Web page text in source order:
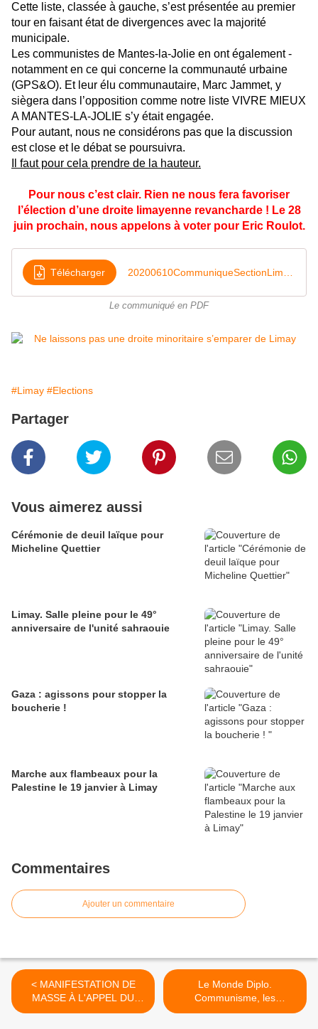
Cette liste, classée à gauche, s’est présentée au premier
tour en faisant état de divergences avec la majorité
municipale.
Les communistes de Mantes-la-Jolie en ont également -
notamment en ce qui concerne la communauté urbaine
(GPS&O). Et leur élu communautaire, Marc Jammet, y
siègera dans l’opposition comme notre liste VIVRE MIEUX
A MANTES-LA-JOLIE s’y était engagée.
Pour autant, nous ne considérons pas que la discussion
est close et le débat se poursuivra.
Il faut pour cela prendre de la hauteur.
Pour nous c’est clair. Rien ne nous fera favoriser
l’élection d’une droite limayenne revancharde ! Le 28
juin prochain, nous appelons à voter pour Eric Roulot.
Télécharger
Le communiqué en PDF
#Limay #Elections
Partager
Vous aimerez aussi
Cérémonie de deuil laïque pour
Micheline Quettier
Limay. Salle pleine pour le 49°
anniversaire de l'unité sahraouie
Gaza : agissons pour stopper la
boucherie !
Marche aux flambeaux pour la
Palestine le 19 janvier à Limay
Commentaires
Ajouter un commentaire
< MANIFESTATION DE
MASSE À L'APPEL DU
HADASH ET DU PARTI
Le Monde Diplo.
Communisme, les
falsifications d’un « livre noir